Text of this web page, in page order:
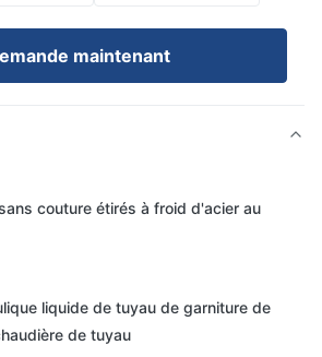
maintenant
couture étirés à froid d'acier au
liquide de tuyau de garniture de
de tuyau